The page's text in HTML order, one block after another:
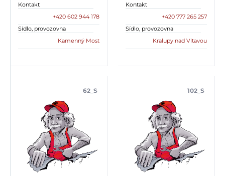
Kontakt
+420 602 944 178
Sídlo, provozovna
Kamenný Most
Kontakt
+420 777 265 257
Sídlo, provozovna
Kralupy nad Vltavou
62_S 102_S